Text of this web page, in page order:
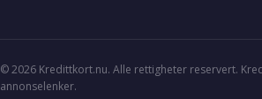
© 2026 Kredittkort.nu. Alle rettigheter reservert.
annonselenker.